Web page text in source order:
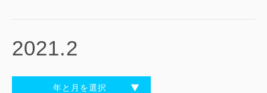
2021.2
年と月を選択